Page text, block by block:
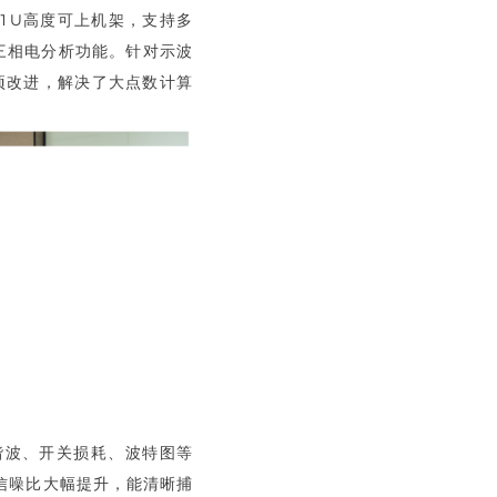
高度可上机架，支持多
电分析功能。针对示波
进，解决了大点数计算
、开关损耗、波特图等
比大幅提升，能清晰捕